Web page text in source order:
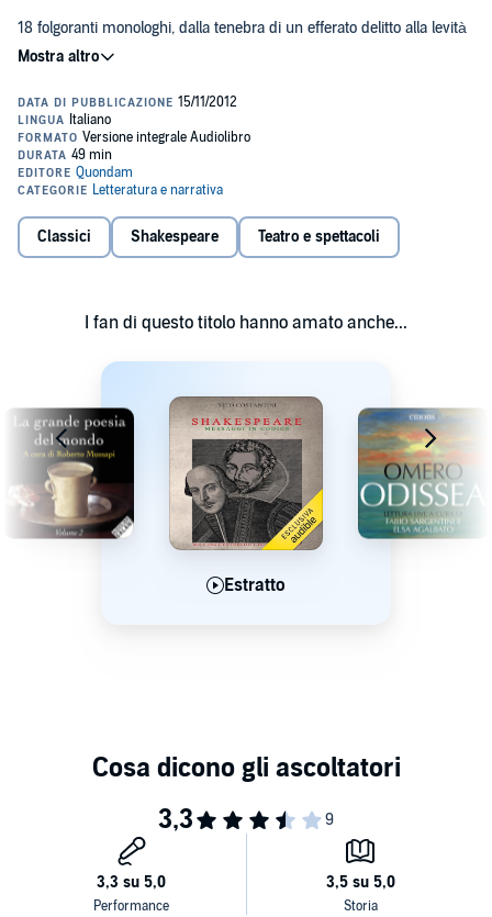
18 folgoranti monologhi, dalla tenebra di un efferato delitto alla levità
di un universo fatato. 18 grandi prove di Sandro Lombardi, nella
traduzione classica di Carlo Rusconi. Il recital shakespeariano alla
Tutte le info su quondamproject.com. Una produzione Quondam /
Parametri Musicali / RavennaPoesia.
Public Domain (P)2012 Quondam Project
Classici Shakespeare Teatro e spettacoli
I fan di questo titolo hanno amato anche...
Estratto